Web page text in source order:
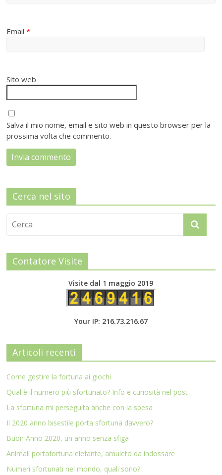
Email*
Sito web
Salva il mio nome, email e sito web in questo browser per la
prossima volta che commento.
Cerca nel sito
Contatore Visite
Visite dal 1 maggio 2019
Your IP: 216.73.216.67
Articoli recenti
Come gestire la fortuna ai giochi
Qual è il numero più sfortunato? Info e curiosità nel post
La sfortuna mi perseguita anche con la spesa
Il 2020 anno bisestile porta sfortuna davvero?
Buon Anno 2020, un anno senza sfiga
Animali portafortuna elefante, amuleto da indossare
Numeri sfortunati nel mondo, quali sono?